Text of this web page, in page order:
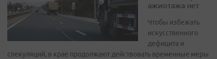
ажиотажа нет
Чтобы избежать
искусственного
дефицита и
спекуляций, в крае продолжают действовать временные меры